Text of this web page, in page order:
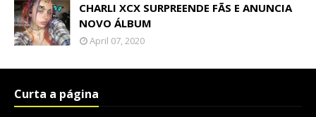
CHARLI XCX SURPREENDE FÃS E ANUNCIA
NOVO ÁLBUM
April 07, 2020
Curta a página